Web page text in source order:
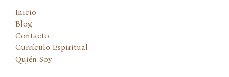
Inicio
Blog
Contacto
Currículo Espiritual
Quién Soy